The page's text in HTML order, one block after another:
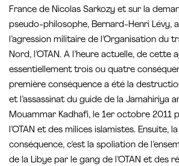
France de Nicolas Sarkozy et sur la
pseudo-philosophe, Bernard-Henri Lévy,
l’agression militaire de l’Organisation du
Nord, l’OTAN. A l’heure actuelle, de cette
essentiellement trois ou quatre
première conséquence a été la
et l’assassinat du guide de la Jamahiriya
Mouammar Kadhafi, le 1er octobre 2011
l’OTAN et des milices islamistes. Ensuite,
conséquence, c’est la spoliation de
de la Libye par le gang de l’OTAN et des